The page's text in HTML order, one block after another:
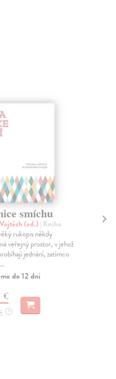
smíchu
(ed.)| Kniha
rukopis někdy
veřejný prostor, v jehož
jednání, zatímco
do 12 dní
€
?